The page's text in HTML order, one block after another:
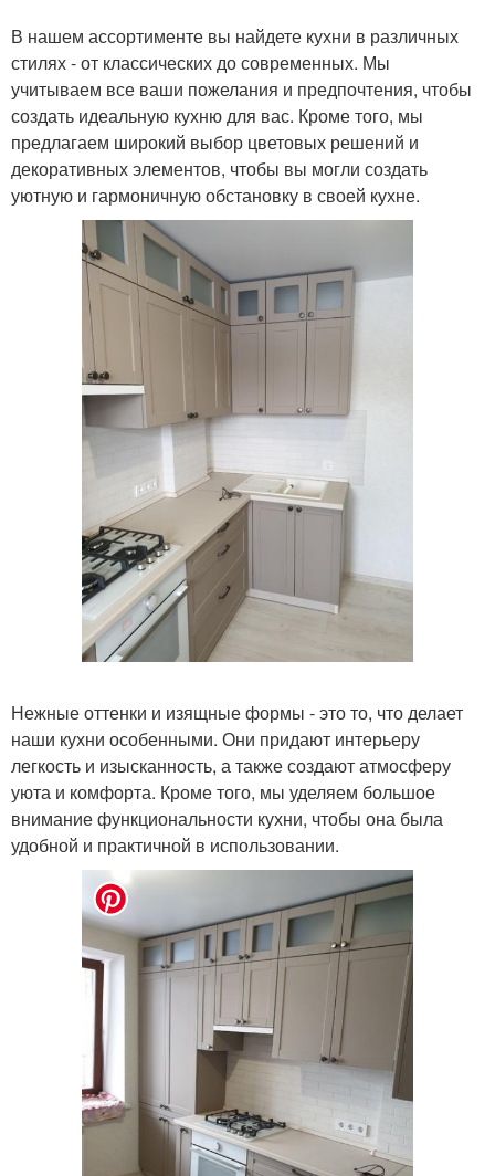
В нашем ассортименте вы найдете кухни в различных
стилях - от классических до современных. Мы
учитываем все ваши пожелания и предпочтения, чтобы
создать идеальную кухню для вас. Кроме того, мы
предлагаем широкий выбор цветовых решений и
декоративных элементов, чтобы вы могли создать
уютную и гармоничную обстановку в своей кухне.
Нежные оттенки и изящные формы - это то, что делает
наши кухни особенными. Они придают интерьеру
легкость и изысканность, а также создают атмосферу
уюта и комфорта. Кроме того, мы уделяем большое
внимание функциональности кухни, чтобы она была
удобной и практичной в использовании.